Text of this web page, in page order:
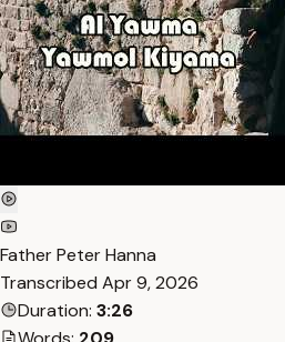
Father Peter Hanna
Transcribed Apr 9, 2026
Duration: 3:26